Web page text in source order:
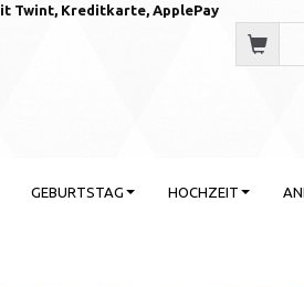
Twint, Kreditkarte, ApplePay
GEBURTSTAG HOCHZEIT